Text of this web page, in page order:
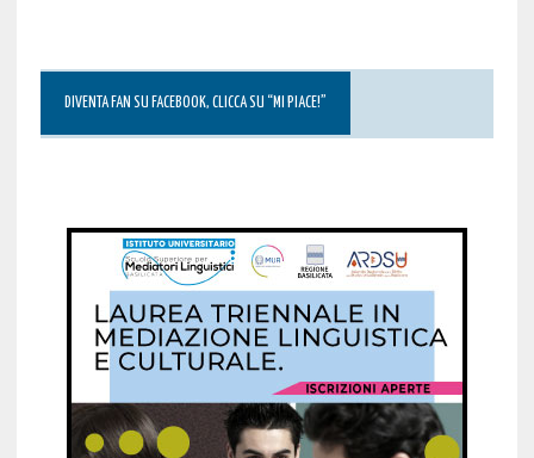
DIVENTA FAN SU FACEBOOK, CLICCA SU “MI PIACE!”